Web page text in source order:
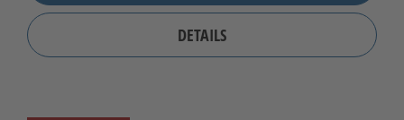
DETAILS